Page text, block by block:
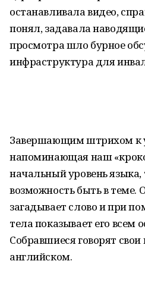
останавливала видео,
понял, задавала
просмотра шло бурное
инфраструктура для
Завершающим штрихом к
напоминающая наш
начальный уровень языка,
возможность быть в теме.
загадывает слово и при
тела показывает его всем
Собравшиеся говорят
английском.